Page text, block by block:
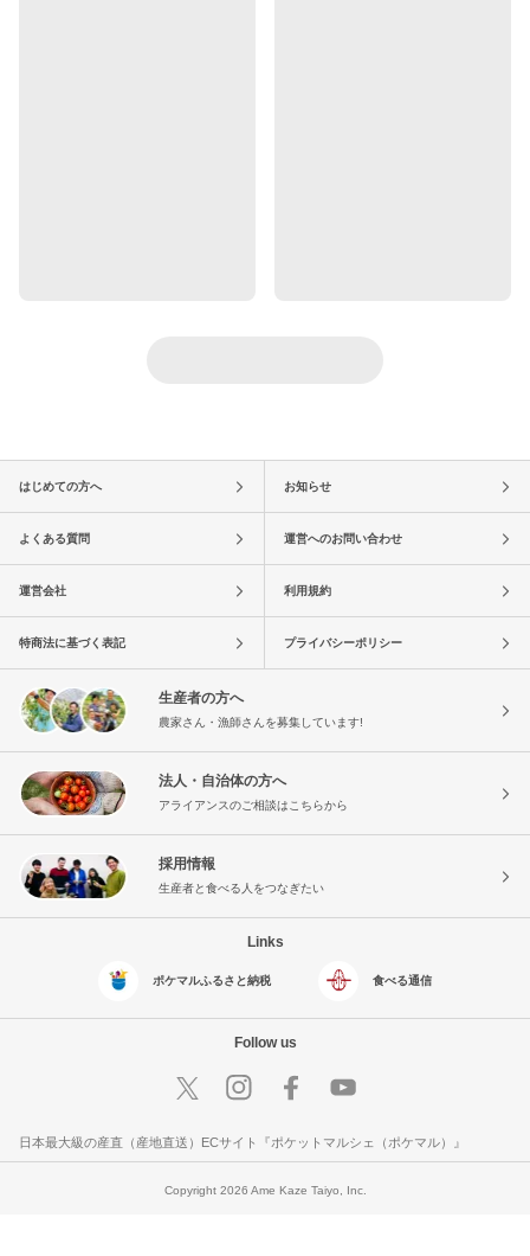
はじめての方へ お知らせ
よくある質問 運営へのお問い合わせ
運営会社 利用規約
特商法に基づく表記 プライバシーポリシー
生産者の方へ
農家さん・漁師さんを募集しています!
法人・自治体の方へ
アライアンスのご相談はこちらから
採用情報
生産者と食べる人をつなぎたい
Links
ポケマルふるさと納税 食べる通信
Follow us
日本最大級の産直（産地直送）ECサイト『ポケットマルシェ（ポケマル）』
Copyright 2026 Ame Kaze Taiyo, Inc.